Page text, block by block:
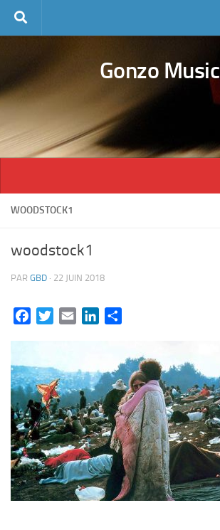
Skip to content
Gonzo Music
WOODSTOCK1
woodstock1
PAR GBD · 22 JUIN 2018
FacebookTwitterEmail LinkedIn